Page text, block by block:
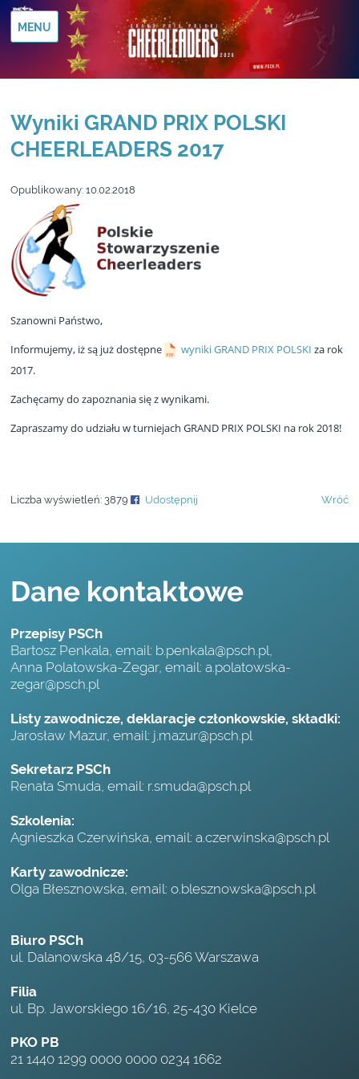
MENU
Wyniki GRAND PRIX POLSKI
CHEERLEADERS 2017
Opublikowany: 10.02.2018
Szanowni Państwo,
Informujemy, iż są już dostępne
wyniki GRAND PRIX POLSKI za rok
2017.
Zachęcamy do zapoznania się z wynikami.
Zapraszamy do udziału w turniejach GRAND PRIX POLSKI na rok 2018!
Liczba wyświetleń: 3879 Udostępnij Wróć
Dane kontaktowe
Przepisy PSCh
Bartosz Penkala, email: b.penkala@psch.pl
Anna Polatowska-Zegar, email: a.polatowska-
zegar@psch.pl
Listy zawodnicze, deklaracje członkowskie, składki:
Jarosław Mazur, email: j.mazur@psch.pl
Sekretarz PSCh
Renata Smuda, email: r.smuda@psch.pl
Szkolenia:
Agnieszka Czerwińska, email: a.czerwinska@psch.pl
Karty zawodnicze:
Olga Błesznowska, email: o.blesznowska@psch.pl
Biuro PSCh
ul. Dalanowska 48/15, 03-566 Warszawa
Filia
ul. Bp. Jaworskiego 16/16, 25-430 Kielce
PKO PB
21 1440 1299 0000 0000 0234 1662